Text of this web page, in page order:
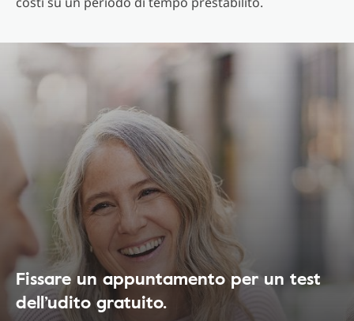
Fissare un appuntamento per un test
dell’udito gratuito.